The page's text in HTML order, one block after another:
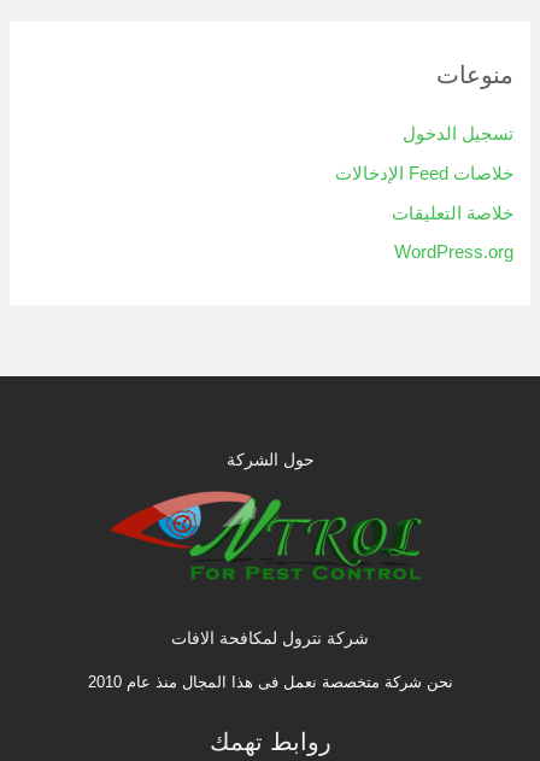
منوعات
تسجيل الدخول
خلاصات Feed الإدخالات
خلاصة التعليقات
WordPress.org
حول الشركة
شركة نترول لمكافحة الافات
نحن شركة متخصصة نعمل فى هذا المجال منذ عام 2010
روابط تهمك